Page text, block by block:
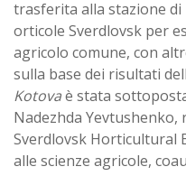
trasferita alla stazione
orticole Sverdlovsk per
agricolo comune, con
sulla base dei risultati
Kotovaè stata
Nadezhda
Sverdlovsk Horticultural
alle scienze agricole,